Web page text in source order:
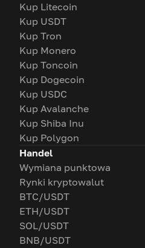
Kup Litecoin
Kup USDT
Kup Tron
Kup Monero
Kup Toncoin
Kup Dogecoin
Kup USDC
Kup Avalanche
Kup Shiba Inu
Kup Polygon
Handel
Wymiana punktowa
Rynki kryptowalut
BTC/USDT
ETH/USDT
SOL/USDT
BNB/USDT